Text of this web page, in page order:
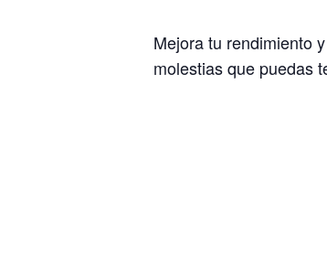
Mejora tu rendimiento
molestias que puedas